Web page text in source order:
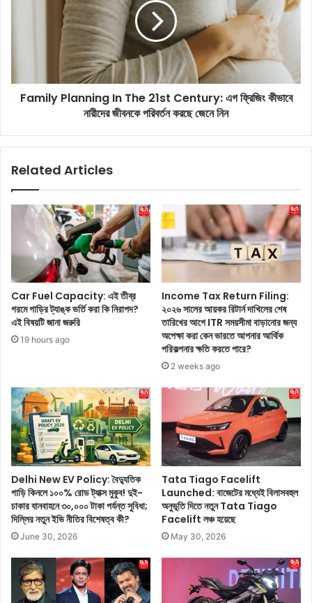
ছা
ই
বা
তে
পা
রে
,
ও
হ
বে
অ
সা
ধা
র
ন
a
I
1
C
e
t
y
:
এ
গ
ফ্রি
জিং
কী
ভা
বে
না
রী
Family Planning In The 21st Century: এগ ফ্রিজিং কীভাবে
নারীদের জীবনকে পরিবর্তন করছে জেনে নিন
Related Articles
Car Fuel Capacity: এই তীব্র
গরমে গাড়ির ট্যাঙ্ক ভর্তি করা কি নিরাপদ?
এই বিষয়টি জানা জরুরি
19 hours ago
Income Tax Return Filing:
২০২৬ সালের আয়কর রিটার্ন দাখিলের শেষ
তারিখের আগে ITR সময়সীমা বাড়ানোর জন্য
অপেক্ষা করা কেন ভারতে আপনার আর্থিক
পরিকল্পনার ক্ষতি করতে পারে?
2 weeks ago
Delhi New EV Policy: বৈদ্যুতিক
গাড়ি কিনলে ১০০% রোড ট্যাক্স মুকুব! দুই-
চাকার যানবাহনে ৩০,০০০ টাকা পর্যন্ত সুবিধা;
দিল্লির নতুন ইভি নীতির বিশেষত্ব কী?
June 30, 2026
Tata Tiago Facelift
Launched: বাজেটের মধ্যেই বিলাসবহুল
অনুভূতি দিতে নতুন Tata Tiago
Facelift লঞ্চ হয়েছে
May 30, 2026